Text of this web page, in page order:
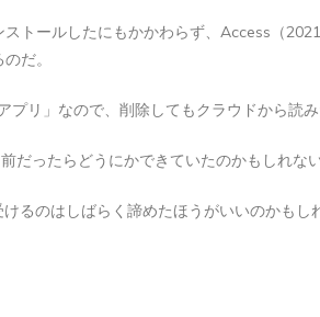
トールしたにもかかわらず、Access（
だ。
プリ」なので、削除してもクラウドから読み
だったらどうにかできていたのかもしれない
るのはしばらく諦めたほうがいいのかもし